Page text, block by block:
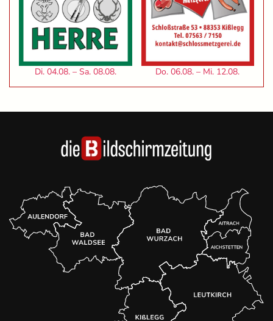
Di. 04.08. – Sa. 08.08. Do. 06.08. – Mi. 12.08.